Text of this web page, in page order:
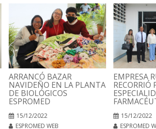
ARRANCÓ BAZAR
NAVIDEÑO EN LA PLANTA
DE BIOLÓGICOS
ESPROMED
15/12/2022
ESPROMED WEB
EMPRESA
RECORRIÓ
15/12/2022
ESPROMED